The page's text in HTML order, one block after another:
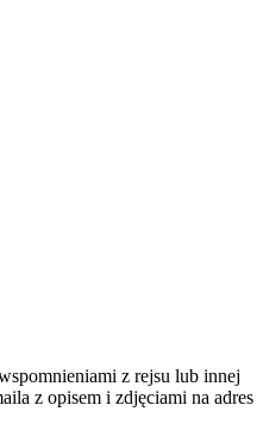
z rejsu lub innej
z opisem i zdjęciami na adres